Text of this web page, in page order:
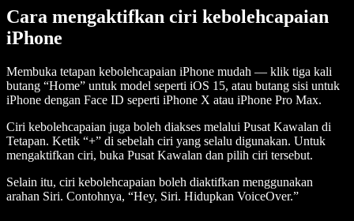
Cara mengaktifkan ciri kebolehcapaian
iPhone
Membuka tetapan kebolehcapaian iPhone mudah — klik tiga kali
butang “Home” untuk model seperti iOS 15, atau butang sisi untuk
iPhone dengan Face ID seperti iPhone X atau iPhone Pro Max.
Ciri kebolehcapaian juga boleh diakses melalui Pusat Kawalan di
Tetapan. Ketik “+” di sebelah ciri yang selalu digunakan. Untuk
mengaktifkan ciri, buka Pusat Kawalan dan pilih ciri tersebut.
Selain itu, ciri kebolehcapaian boleh diaktifkan menggunakan
arahan Siri. Contohnya, “Hey, Siri. Hidupkan VoiceOver.”